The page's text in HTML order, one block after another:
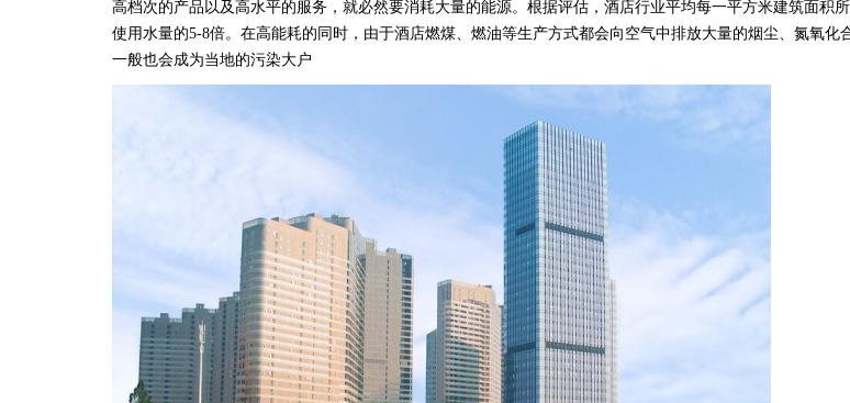
高档次的产品以及高水平的服务，就必然要消耗大量的能源。根据评估，酒店行业平均每一平方米建筑面积
使用水量的5-8倍。在高能耗的同时，由于酒店燃煤、燃油等生产方式都会向空气中排放大量的烟尘、氮氧
一般也会成为当地的污染大户